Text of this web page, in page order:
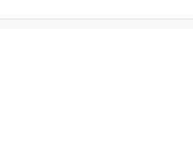
Оно совмещает в себе функции: